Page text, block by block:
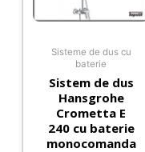
Sisteme de dus cu
baterie
Sistem de dus
Hansgrohe
Crometta E
240 cu baterie
monocomanda